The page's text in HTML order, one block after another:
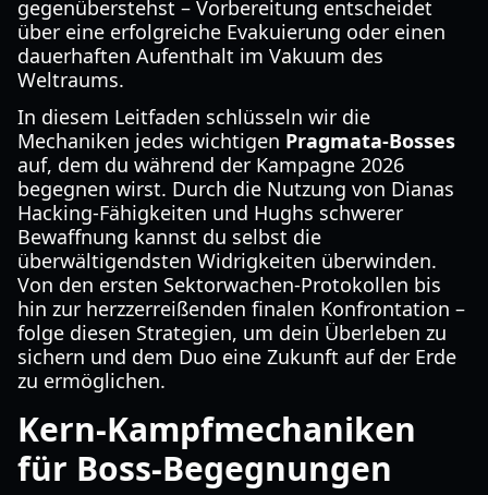
gegenüberstehst – Vorbereitung entscheidet
über eine erfolgreiche Evakuierung oder einen
dauerhaften Aufenthalt im Vakuum des
Weltraums.
In diesem Leitfaden schlüsseln wir die
Mechaniken jedes wichtigen Pragmata-Bosses
auf, dem du während der Kampagne 2026
begegnen wirst. Durch die Nutzung von Dianas
Hacking-Fähigkeiten und Hughs schwerer
Bewaffnung kannst du selbst die
überwältigendsten Widrigkeiten überwinden.
Von den ersten Sektorwachen-Protokollen bis
hin zur herzzerreißenden finalen Konfrontation –
folge diesen Strategien, um dein Überleben zu
sichern und dem Duo eine Zukunft auf der Erde
zu ermöglichen.
Kern-Kampfmechaniken
für Boss-Begegnungen